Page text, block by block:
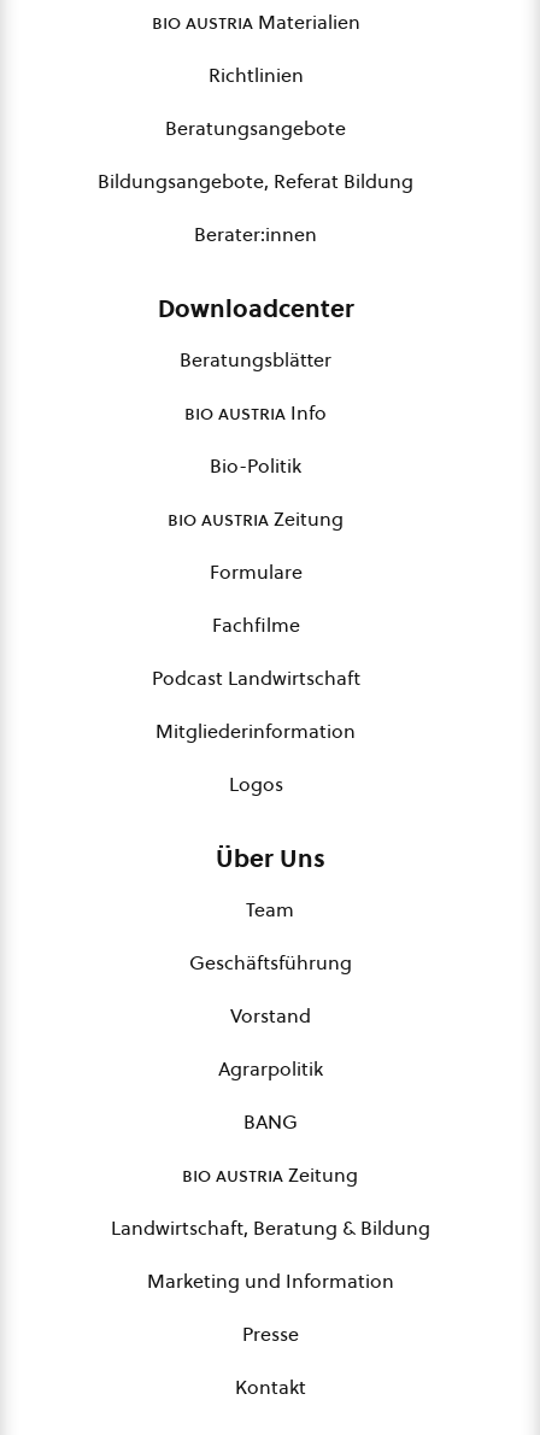
bio austriaMaterialien
Richtlinien
Beratungsangebote
Bildungsangebote, Referat Bildung
Berater:innen
Downloadcenter
Beratungsblätter
bio austria Info
Bio-Politik
bio austriaZeitung
Formulare
Fachfilme
Podcast Landwirtschaft
Mitgliederinformation
Logos
Über Uns
Team
Geschäftsführung
Vorstand
Agrarpolitik
BANG
bio austriaZeitung
Landwirtschaft, Beratung & Bildung
Marketing und Information
Presse
Kontakt